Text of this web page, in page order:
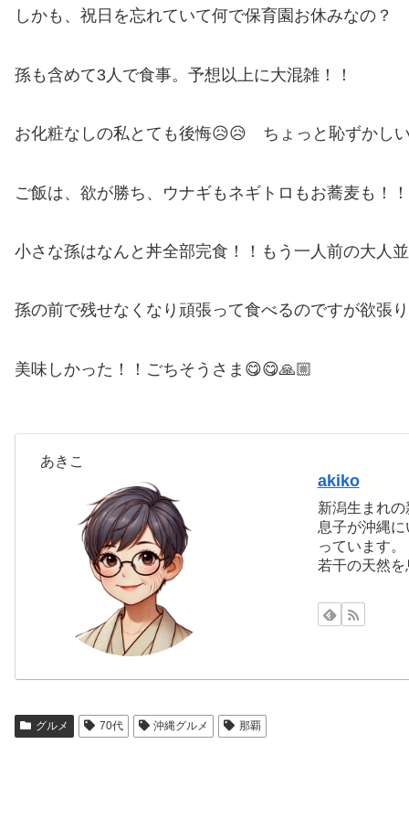
しかも、祝日を忘れていて何で保育園お休みなの？
孫も含めて3人で食事。予想以上に大混雑！！
お化粧なしの私とても後悔😥😥 ちょっと恥ずかし
ご飯は、欲が勝ち、ウナギもネギトロもお蕎麦も！
小さな孫はなんと丼全部完食！！もう一人前の大人
孫の前で残せなくなり頑張って食べるのですが欲張
美味しかった！！ごちそうさま😋😋🙏🏼
あきこ
akiko
新潟生まれ
息子が沖縄
っています。
若干の天然
グルメ 70代 沖縄グルメ 那覇